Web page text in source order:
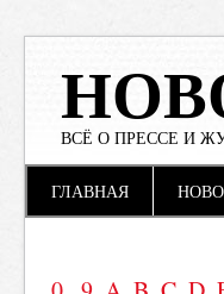
ВСЁ О ПРЕССЕ И
Main
ГЛАВНАЯ